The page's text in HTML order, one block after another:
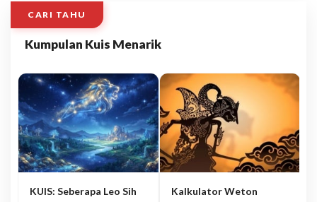
CARI TAHU
Kumpulan Kuis Menarik
KUIS: Seberapa Leo Sih
Kalkulator Weton